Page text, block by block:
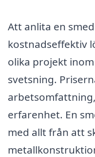
Att anlita en
kostnadseffektiv
olika projekt
svetsning.
erfarenhet. En
med allt från att